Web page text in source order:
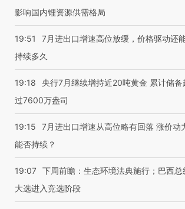
飞行员跨国走私7万
摇头丸 尿检体内含3种
视线｜被称为“蟑螂”的印
度Z世代 用街头抗争将教
视
机
影响国内锂资源供需格局
19:51
7月进出口增速高位放缓，价格驱动还
持续多久
19:18
央行7月继续增持近20吨黄金 累计储备
过7600万盎司
19:15
7月进出口增速从高位略有回落 涨价动
能否持续？
19:07 下周前瞻：生态环境法典施行；巴西总
大选进入竞选阶段